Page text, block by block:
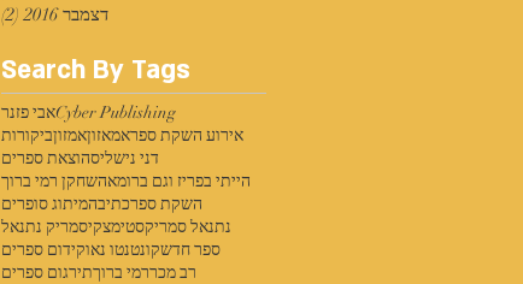
דצמבר 2016
(2)
Search By Tags
Cyber Publishingאבי פזנר
אירוע השקת ספראמאזוןאמזוןביקורות
דני נישליסהוצאת ספרים
הייתי בפריז וגם ברומאהשחקן רמי ברוך
השקת ספרכתיבהמיתוג סופרים
נתנאל סמריקסטימצקיסמריק נתנאל
ספר חדשקונטנטו נאוקידום ספרים
רב מכררמי ברוךתירגום ספרים